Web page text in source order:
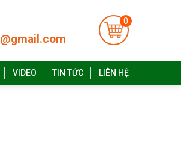
0
VIDEO TIN TỨC LIÊN HỆ